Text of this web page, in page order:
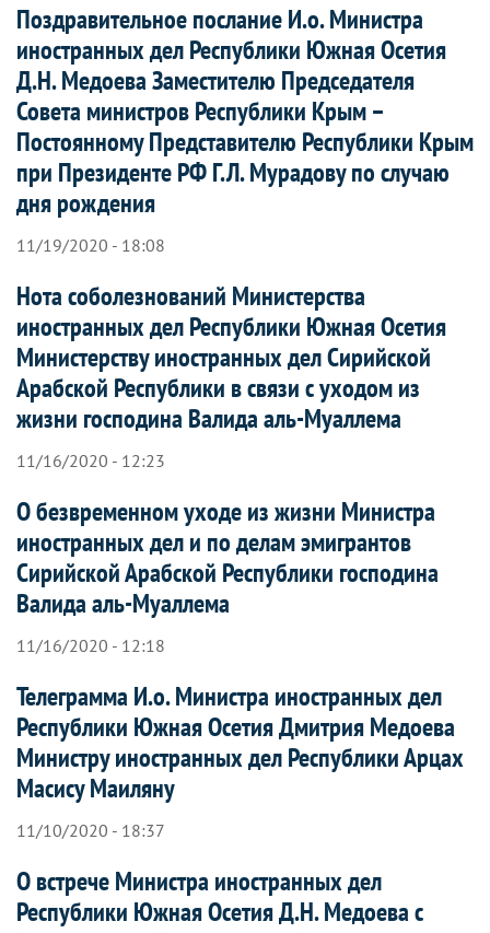
Поздравительное послание И.о. Министра
иностранных дел Республики Южная Осетия
Д.Н. Медоева Заместителю Председателя
Совета министров Республики Крым –
Постоянному Представителю Республики Крым
при Президенте РФ Г.Л. Мурадову по случаю
дня рождения
11/19/2020 - 18:08
Нота соболезнований Министерства
иностранных дел Республики Южная Осетия
Министерству иностранных дел Сирийской
Арабской Республики в связи с уходом из
жизни господина Валида аль-Муаллема
11/16/2020 - 12:23
О безвременном уходе из жизни Министра
иностранных дел и по делам эмигрантов
Сирийской Арабской Республики господина
Валида аль-Муаллема
11/16/2020 - 12:18
Телеграмма И.о. Министра иностранных дел
Республики Южная Осетия Дмитрия Медоева
Министру иностранных дел Республики Арцах
Масису Маиляну
11/10/2020 - 18:37
О встрече Министра иностранных дел
Республики Южная Осетия Д.Н. Медоева с